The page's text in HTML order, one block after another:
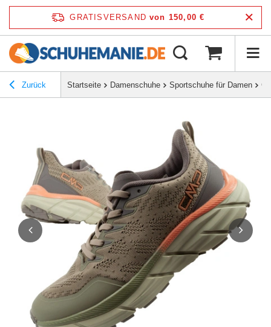
GRATISVERSAND von 150,00 €
Zurück Startseite Damenschuhe Sportschuhe für Damen